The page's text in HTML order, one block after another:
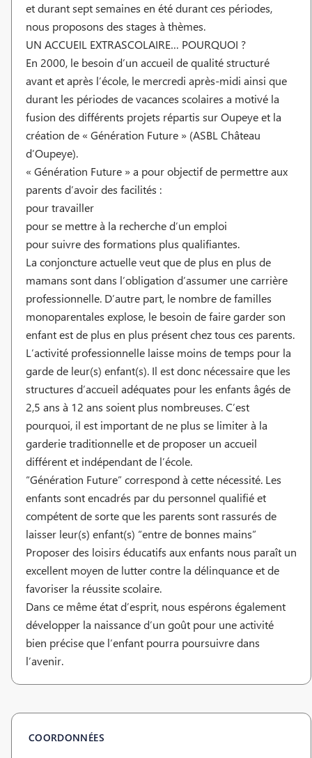
et durant sept semaines en été durant ces périodes,
nous proposons des stages à thèmes.
UN ACCUEIL EXTRASCOLAIRE… POURQUOI ?
En 2000, le besoin d’un accueil de qualité structuré
avant et après l’école, le mercredi après-midi ainsi que
durant les périodes de vacances scolaires a motivé la
fusion des différents projets répartis sur Oupeye et la
création de « Génération Future » (ASBL Château
d’Oupeye).
« Génération Future » a pour objectif de permettre aux
parents d’avoir des facilités :
pour travailler
pour se mettre à la recherche d’un emploi
pour suivre des formations plus qualifiantes.
La conjoncture actuelle veut que de plus en plus de
mamans sont dans l’obligation d’assumer une carrière
professionnelle. D’autre part, le nombre de familles
monoparentales explose, le besoin de faire garder son
enfant est de plus en plus présent chez tous ces parents.
L’activité professionnelle laisse moins de temps pour la
garde de leur(s) enfant(s). Il est donc nécessaire que les
structures d’accueil adéquates pour les enfants âgés de
2,5 ans à 12 ans soient plus nombreuses. C’est
pourquoi, il est important de ne plus se limiter à la
garderie traditionnelle et de proposer un accueil
différent et indépendant de l’école.
“Génération Future” correspond à cette nécessité. Les
enfants sont encadrés par du personnel qualifié et
compétent de sorte que les parents sont rassurés de
laisser leur(s) enfant(s) “entre de bonnes mains”
Proposer des loisirs éducatifs aux enfants nous paraît un
excellent moyen de lutter contre la délinquance et de
favoriser la réussite scolaire.
Dans ce même état d’esprit, nous espérons également
développer la naissance d’un goût pour une activité
bien précise que l’enfant pourra poursuivre dans
l’avenir.
COORDONNÉES